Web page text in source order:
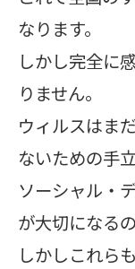
なります。
しかし完全に
りません。
ウィルスはま
ないための手
ソーシャル・
が大切になるの
しかしこれら